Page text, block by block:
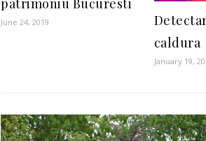
patrimoniu Bucuresti
June 24, 2019
caldura
January 19,